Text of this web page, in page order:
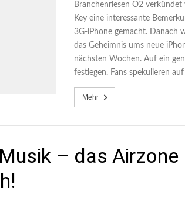
Branchenriesen O2
Key eine interessante
3G-iPhone gemacht. Danach
das Geheimnis ums neue
nächsten Wochen. Auf ein
festlegen. Fans spekulieren
Mehr
– das Airzone